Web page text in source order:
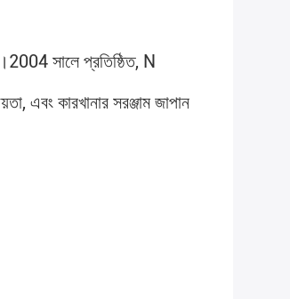
সালে প্রতিষ্ঠিত, N
এবং কারখানার সরঞ্জাম জাপান